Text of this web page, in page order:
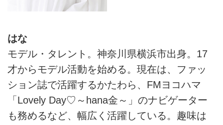
はな
モデル・タレント。神奈川県横浜市出身。17
才からモデル活動を始める。現在は、ファッ
ション誌で活躍するかたわら、FMヨコハマ
「Lovely Day♡～hana金～」のナビゲーター
も務めるなど、幅広く活躍している。趣味は